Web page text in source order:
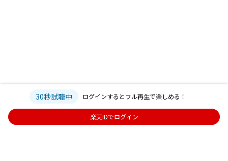
30秒試聴中 ログインするとフル再生で楽しめる！
楽天IDでログイン